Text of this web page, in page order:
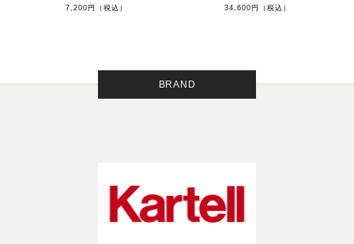
7,200円（税込）
34,600円（税込）
BRAND